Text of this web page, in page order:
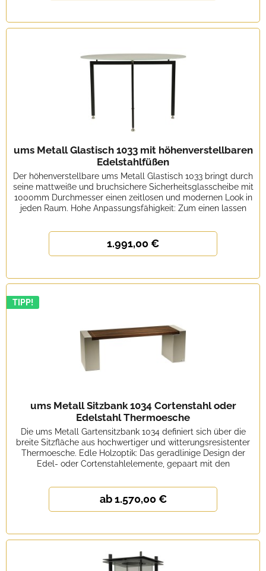
ums Metall Glastisch 1033 mit höhenverstellbaren
Edelstahlfüßen
Der höhenverstellbare ums Metall Glastisch 1033 bringt durch
seine mattweiße und bruchsichere Sicherheitsglasscheibe mit
1000mm Durchmesser einen zeitlosen und modernen Look in
jeden Raum. Hohe Anpassungsfähigkeit: Zum einen lassen
1.991,00 €
TIPP!
ums Metall Sitzbank 1034 Cortenstahl oder
Edelstahl Thermoesche
Die ums Metall Gartensitzbank 1034 definiert sich über die
breite Sitzfläche aus hochwertiger und witterungsresistenter
Thermoesche. Edle Holzoptik: Das geradlinige Design der
Edel- oder Cortenstahlelemente, gepaart mit den
ab 1.570,00 €